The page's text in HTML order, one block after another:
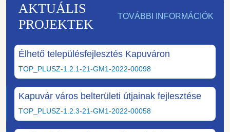
AKTUÁLIS
PROJEKTEK
TOVÁBBI INFORMÁCIÓK
Élhető településfejlesztés Kapuváron
TOP_PLUSZ-1.2.1-21-GM1-2022-00098
Kapuvár város belterületi útjainak fejlesztése
TOP_PLUSZ-1.2.3-21-GM1-2022-00058